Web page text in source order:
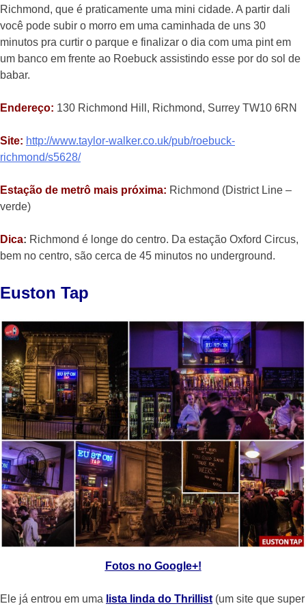
Richmond, que é praticamente uma mini cidade. A partir dali
você pode subir o morro em uma caminhada de uns 30
minutos pra curtir o parque e finalizar o dia com uma pint em
um banco em frente ao Roebuck assistindo esse por do sol de
babar.
Endereço: 130 Richmond Hill, Richmond, Surrey TW10 6RN
Site: http://www.taylor-walker.co.uk/pub/roebuck-
richmond/s5628/
Estação de metrô mais próxima: Richmond (District Line –
verde)
Dica: Richmond é longe do centro. Da estação Oxford Circus,
bem no centro, são cerca de 45 minutos no underground.
Euston Tap
Fotos no Google+!
Ele já entrou em uma lista linda do Thrillist (um site que super